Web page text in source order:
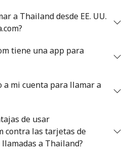
16 min por ⁦$5⁩
a Thailand desde EE. UU.
tiene una app para
a mi cuenta para llamar a
de usar
contra las tarjetas de
a Thailand?